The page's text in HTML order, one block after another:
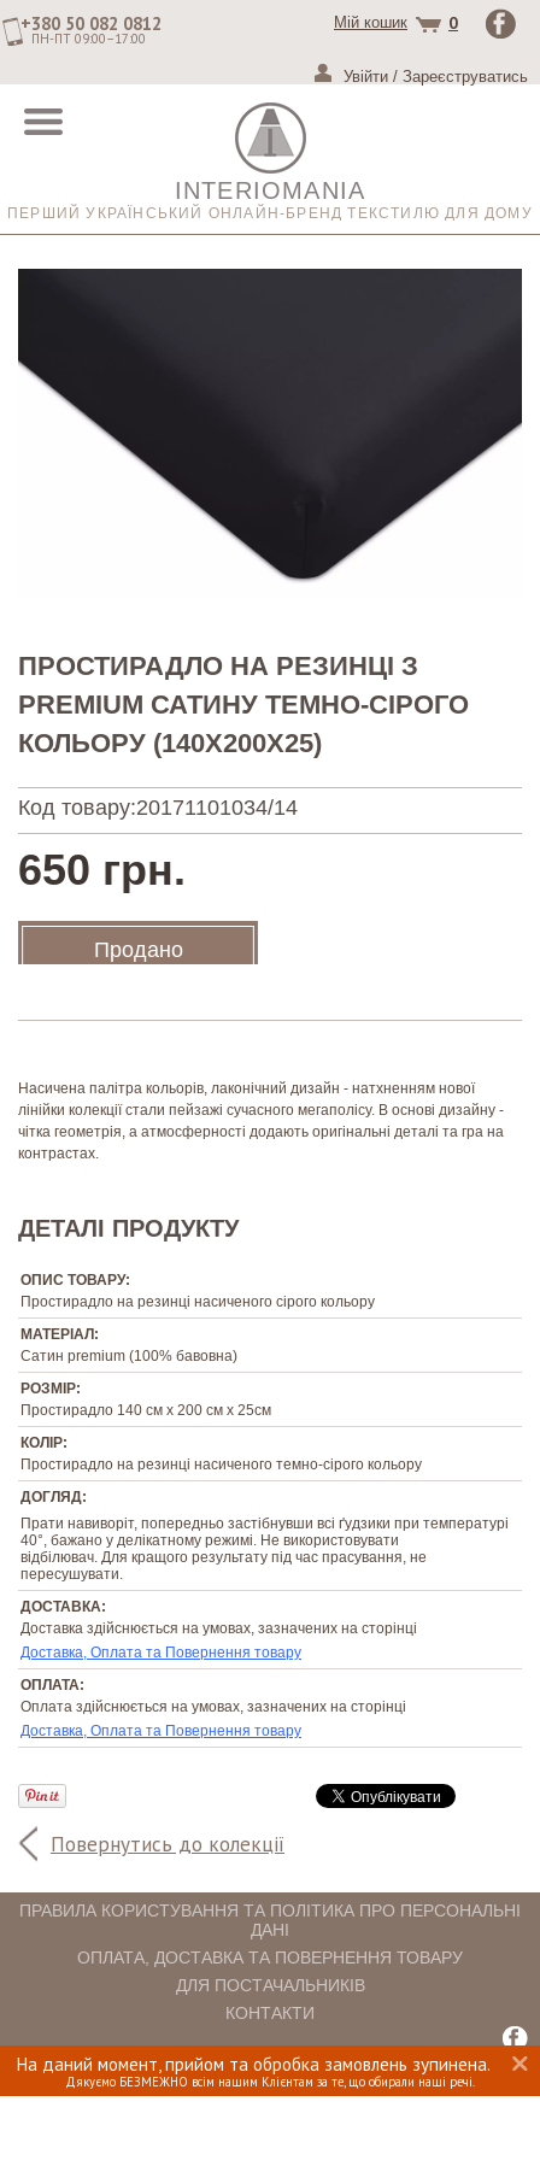
+380 50 082 0812
ПН-ПТ 09:00–17:00
Мій кошик 0
Увійти / Зареєструватись
На даний момент, прийом та обробка замовлень зупинена.
Дякуємо БЕЗМЕЖНО всім нашим Клієнтам за те, що обирали наші речі.
INTERIOMANIA
ПЕРШИЙ УКРАЇНСЬКИЙ ОНЛАЙН-БРЕНД ТЕКСТИЛЮ ДЛЯ ДОМУ
ПРОСТИРАДЛО НА РЕЗИНЦІ З
PREMIUM САТИНУ ТЕМНО-СІРОГО
КОЛЬОРУ (140Х200Х25)
Код товару:20171101034/14
650 грн.
Продано
Повернутись до колекції
Насичена палітра кольорів, лаконічний дизайн - натхненням нової
лінійки колекції стали пейзажі сучасного мегаполісу. В основі дизайну -
чітка геометрія, а атмосферності додають оригінальні деталі та гра на
контрастах.
ДЕТАЛІ ПРОДУКТУ
ОПИС ТОВАРУ:
Простирадло на резинці насиченого сірого кольору
МАТЕРІАЛ:
Сатин premium (100% бавовна)
РОЗМІР:
Простирадло 140 см х 200 см х 25см
КОЛІР:
Простирадло на резинці насиченого темно-сірого кольору
ДОГЛЯД:
Прати навиворіт, попередньо застібнувши всі ґудзики при температурі
40°, бажано у делікатному режимі. Не використовувати
відбілювач. Для кращого результату під час прасування, не
пересушувати.
ДОСТАВКА:
Доставка здійснюється на умовах, зазначених на сторінці
Доставка, Оплата та Повернення товару
ОПЛАТА:
Оплата здійснюється на умовах, зазначених на сторінці
Доставка, Оплата та Повернення товару
ПРАВИЛА КОРИСТУВАННЯ ТА ПОЛІТИКА ПРО ПЕРСОНАЛЬНІ
ДАНІ
ОПЛАТА, ДОСТАВКА ТА ПОВЕРНЕННЯ ТОВАРУ
ДЛЯ ПОСТАЧАЛЬНИКІВ
КОНТАКТИ
INTERIOMANIA © 2018. ВСІ ПРАВА ЗАХИЩЕНІ.